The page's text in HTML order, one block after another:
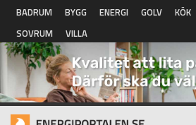
Hoppa till huvudinnehåll
BADRUM BYGG ENERGI GOLV KÖK
SOVRUM
VILLA